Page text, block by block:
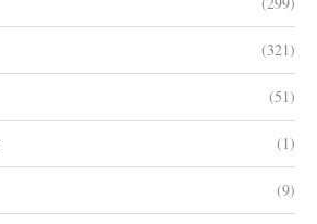
(321)
(51)
(1)
(9)